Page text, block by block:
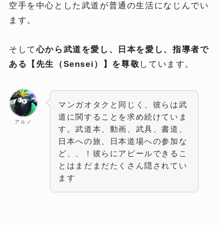
空手を中心とした武道が普通の生活になじんでい
ます。
そして心から武道を愛し、日本を愛し、指導者で
ある【先生（Sensei）】を尊敬 しています。
アルノ
マンガオタクと同じく、彼らは武
道に関することを求め続けていま
す。武道本、動画、武具、書道、
日本への旅、日本道場への参加な
ど、、！彼らにアピールできるこ
とはまだまだたくさん隠されてい
ます